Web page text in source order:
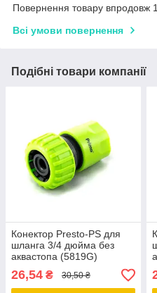
Повернення товару впродовж
Всі умови повернення
Подібні товари компанії
Конектор Presto-PS для
шланга 3/4 дюйма без
аквастопа (5819G)
26,54 ₴ 30,50 ₴